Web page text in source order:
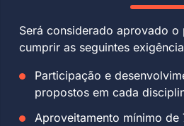
Será considerado aprovado o
cumprir as seguintes
Participação e
propostos em cada
Aproveitamento mínimo